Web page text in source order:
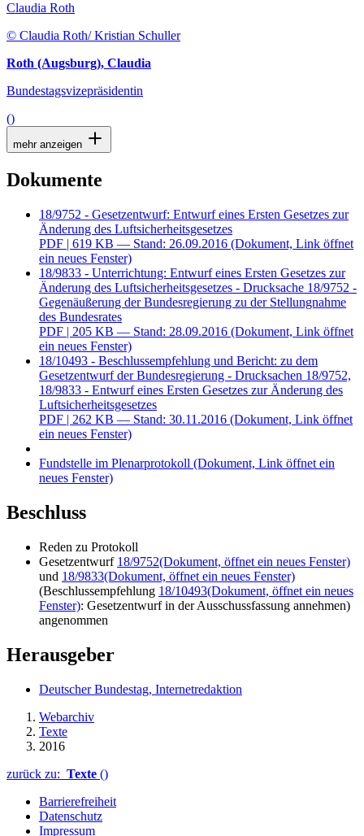
Claudia Roth
© Claudia Roth/ Kristian Schuller
Roth (Augsburg), Claudia
Bundestagsvizepräsidentin
()
mehr anzeigen
Dokumente
18/9752 - Gesetzentwurf: Entwurf eines Ersten Gesetzes zur
Änderung des Luftsicherheitsgesetzes
PDF | 619 KB — Stand: 26.09.2016 (Dokument, Link öffnet
ein neues Fenster)
18/9833 - Unterrichtung: Entwurf eines Ersten Gesetzes zur
Änderung des Luftsicherheitsgesetzes - Drucksache 18/9752 -
Gegenäußerung der Bundesregierung zu der Stellungnahme
des Bundesrates
PDF | 205 KB — Stand: 28.09.2016 (Dokument, Link öffnet
ein neues Fenster)
18/10493 - Beschlussempfehlung und Bericht: zu dem
Gesetzentwurf der Bundesregierung - Drucksachen 18/9752,
18/9833 - Entwurf eines Ersten Gesetzes zur Änderung des
Luftsicherheitsgesetzes
PDF | 262 KB — Stand: 30.11.2016 (Dokument, Link öffnet
ein neues Fenster)
Fundstelle im Plenarprotokoll (Dokument, Link öffnet ein
neues Fenster)
Beschluss
Reden zu Protokoll
Gesetzentwurf 18/9752(Dokument, öffnet ein neues Fenster)
und 18/9833(Dokument, öffnet ein neues Fenster)
(Beschlussempfehlung 18/10493(Dokument, öffnet ein neues
Fenster): Gesetzentwurf in der Ausschussfassung annehmen)
angenommen
Herausgeber
Deutscher Bundestag, Internetredaktion
Webarchiv
Texte
2016
zurück zu: Texte ()
Barrierefreiheit
Datenschutz
Impressum